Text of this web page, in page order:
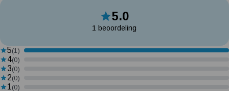
5.0
1 beoordeling
5(1)
4(0)
3(0)
2(0)
1 (0)